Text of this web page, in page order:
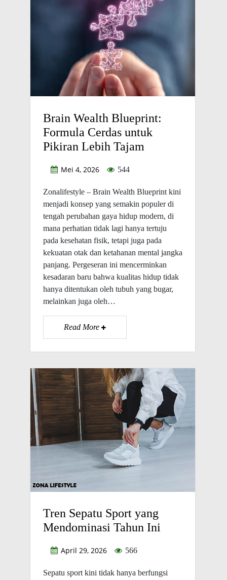
Brain Wealth Blueprint:
Formula Cerdas untuk
Pikiran Lebih Tajam
Mei 4, 2026 544
Zonalifestyle – Brain Wealth Blueprint kini
menjadi konsep yang semakin populer di
tengah perubahan gaya hidup modern, di
mana perhatian tidak lagi hanya tertuju
pada kesehatan fisik, tetapi juga pada
kekuatan otak dan ketahanan mental jangka
panjang. Pergeseran ini mencerminkan
kesadaran baru bahwa kualitas hidup tidak
hanya ditentukan oleh tubuh yang bugar,
melainkan juga oleh…
Read More
Tren Sepatu Sport yang
Mendominasi Tahun Ini
April 29, 2026 566
Sepatu sport kini tidak hanya berfungsi